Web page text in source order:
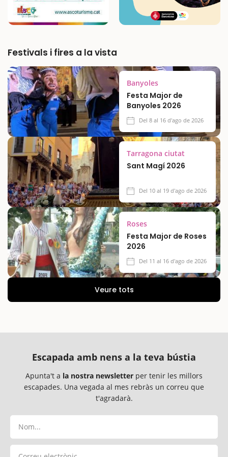
Festivals i fires a la vista
Banyoles
Festa Major de
Banyoles 2026
Del 8 al 16 d'ago de 2026
Tarragona ciutat
Sant Magí 2026
Del 10 al 19 d'ago de 2026
Roses
Festa Major de Roses
2026
Del 11 al 16 d'ago de 2026
Veure tots
Escapada amb nens a la teva bústia
Apunta't a la nostra newsletter per tenir les millors
escapades. Una vegada al mes rebràs un correu que
t'agradarà.